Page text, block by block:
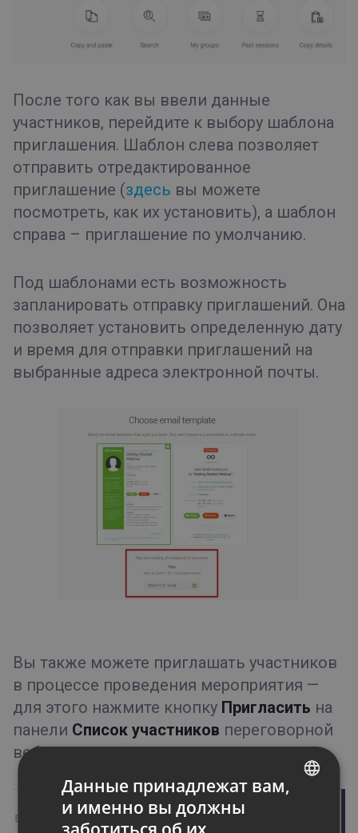
После того как вы ввели данные
участников, перейдите к выбору шаблона
приглашения. Шаблон слева позволяет
отправить отредактированное
приглашение (здесь вы можете
посмотреть, как их установить), а шаблон
справа – приглашение по умолчанию.
Под шаблонами есть возможность
запланировать отправку приглашений. Она
позволяет установить определенную дату
и время для отправки приглашений на
выбранные адреса электронной почты.
Вы также можете приглашать участников
в процессе проведения мероприятия —
для этого нажмите кнопку Пригласить на
панели Список участников переговорной
вебинара.
Данные принадлежат вам,
и именно вы должны